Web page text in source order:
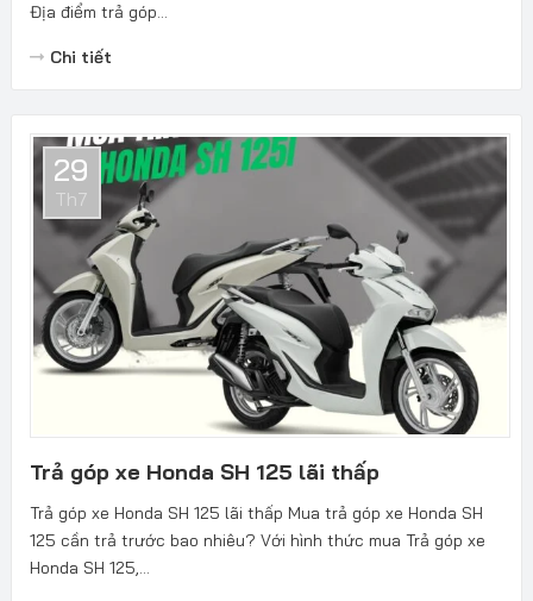
Địa điểm trả góp...
Chi tiết
29
Th7
Trả góp xe Honda SH 125 lãi thấp
Trả góp xe Honda SH 125 lãi thấp Mua trả góp xe Honda SH
125 cần trả trước bao nhiêu? Với hình thức mua Trả góp xe
Honda SH 125,...